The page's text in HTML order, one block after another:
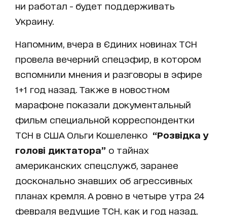
ни работал - будет поддерживать
Украину.
Напомним, вчера в Єдиних новинах ТСН
провела вечерний спецэфир, в котором
вспомнили мнения и разговоры в эфире
1+1 год назад. Также в новостном
марафоне показали документальный
фильм специальной корреспондентки
ТСН в США Ольги Кошеленко “Розвідка у
голові диктатора” о тайнах
американских спецслужб, заранее
досконально знавших об агрессивных
планах кремля. А ровно в четыре утра 24
февраля ведущие ТСН, как и год назад,